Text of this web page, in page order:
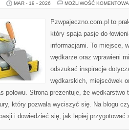
MAR - 19 - 2026 MOŻLIWOŚĆ
Pzwpajeczno.com.pl to
który spaja pasję do
informacjami. To miejsce,
wędkarze oraz wprawieni
odszukać inspiracje
wędkarskich, miejscówek
połowu. Strona prezentuje, że wędkarstwo
który pozwala wyciszyć się. Na blogu
i dowiedzieć się, jak lepiej